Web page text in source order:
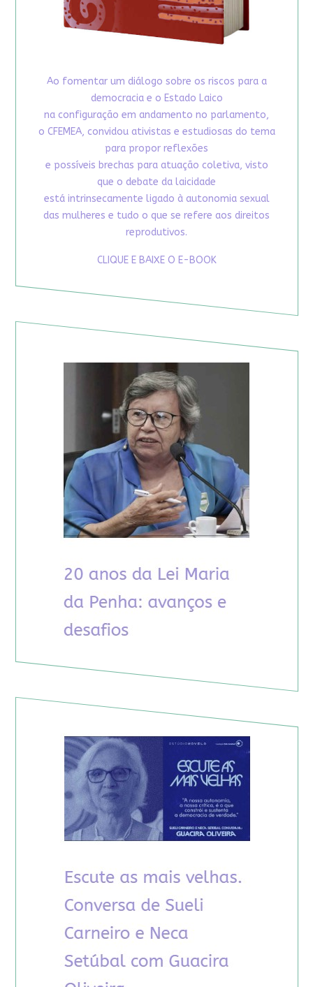
Ao fomentar um diálogo sobre os riscos para a
democracia e o Estado Laico
na configuração em andamento no parlamento,
o CFEMEA, convidou ativistas e estudiosas do tema
para propor reflexões
e possíveis brechas para atuação coletiva, visto
que o debate da laicidade
está intrinsecamente ligado à autonomia sexual
das mulheres e tudo o que se refere aos direitos
reprodutivos.
CLIQUE E BAIXE O E-BOOK